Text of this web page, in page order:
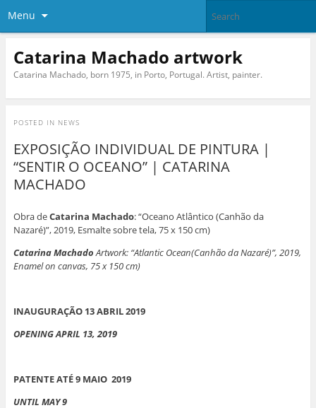
Menu
Catarina Machado artwork
Catarina Machado, born 1975, in Porto, Portugal. Artist, painter.
POSTED IN NEWS
EXPOSIÇÃO INDIVIDUAL DE PINTURA |
“SENTIR O OCEANO” | CATARINA
MACHADO
Obra deCatarina Machado: “Oceano Atlântico (Canhão da
Nazaré)”, 2019, Esmalte sobre tela, 75 x 150 cm)
Catarina MachadoArtwork: “Atlantic Ocean(Canhão da Nazaré)”, 2019,
Enamel on canvas, 75 x 150 cm)
INAUGURAÇÃO 13 ABRIL 2019
OPENING APRIL 13, 2019
PATENTE ATÉ 9 MAIO 2019
UNTIL MAY 9